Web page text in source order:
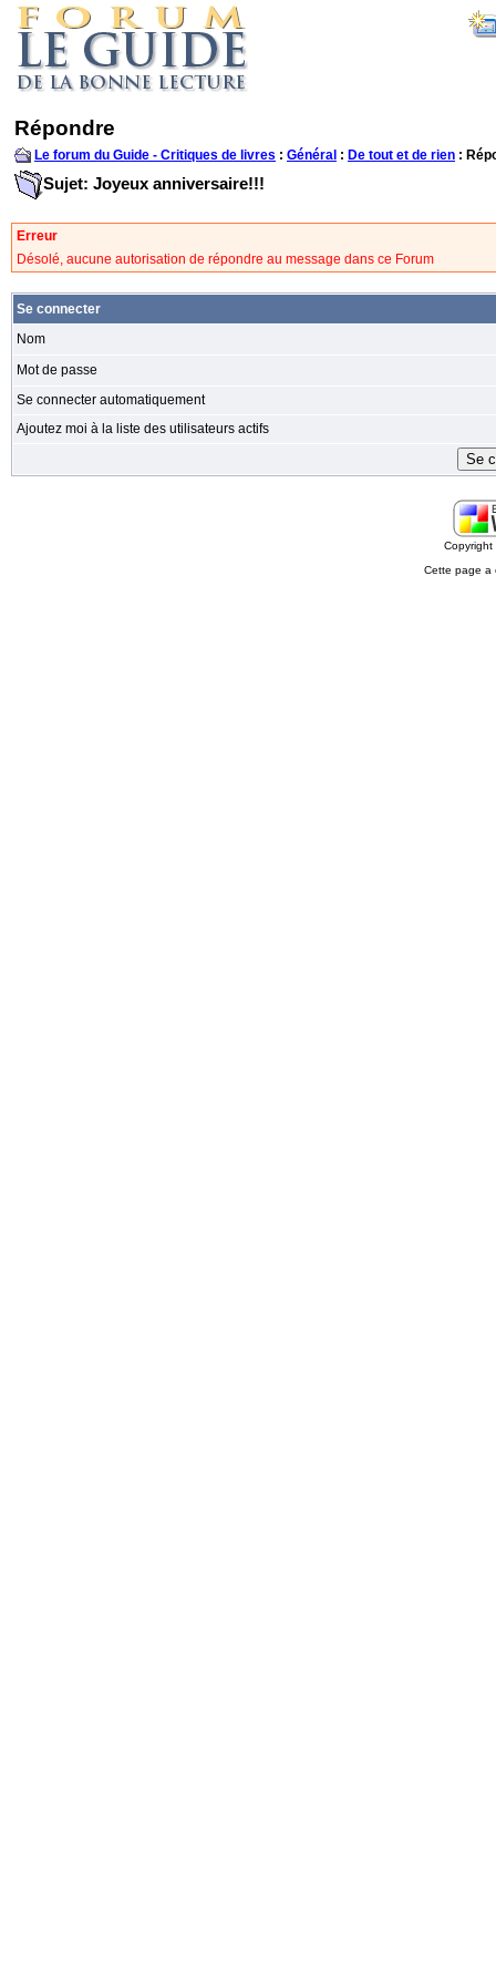
Répondre
Le forum du Guide - Critiques de livres : Général : De tout et de rien :
Sujet: Joyeux anniversaire!!!
Erreur
Désolé, aucune autorisation de répondre au message dans ce Forum
Se connecter
Nom
Mot de passe
Se connecter automatiquement
Ajoutez moi à la liste des utilisateurs actifs
Cette page a